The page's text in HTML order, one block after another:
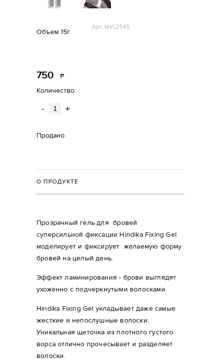
Арт: NVL2545
Объем 15г.
750 Р
Количество:
- +
Продано
О ПРОДУКТЕ
Прозрачный гель для бровей
суперсильной фиксации Hindika Fixing Gel
моделирует и фиксирует желаемую форму
бровей на целый день.
Эффект ламинирования - брови выглядят
ухоженно с подчеркнутыми волосками.
Hindika Fixing Gel укладывает даже самые
жесткие и непослушные волоски.
Уникальная щеточка из плотного густого
ворса отлично прочесывает и разделяет
волоски.